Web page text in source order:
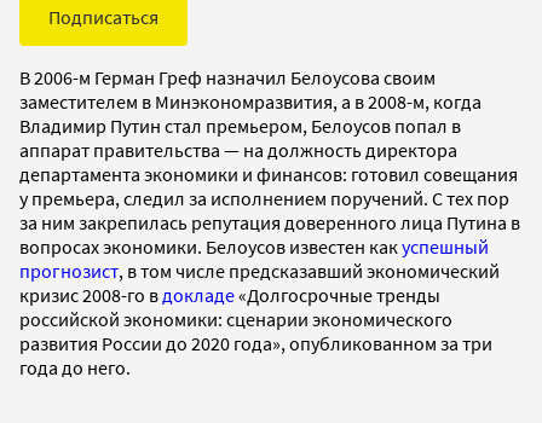
Подписаться
В 2006-м Герман Греф назначил Белоусова своим
заместителем в Минэкономразвития, а в 2008-м, когда
Владимир Путин стал премьером, Белоусов попал в
аппарат правительства — на должность директора
департамента экономики и финансов: готовил совещания
у премьера, следил за исполнением поручений. С тех пор
за ним закрепилась репутация доверенного лица Путина в
вопросах экономики. Белоусов известен какуспешный
прогнозист, в том числе предсказавший экономический
кризис 2008-го в докладе«Долгосрочные тренды
российской экономики: сценарии экономического
развития России до 2020 года», опубликованном за три
года до него.